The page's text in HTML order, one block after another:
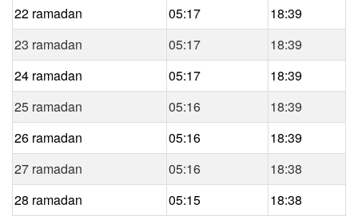
22 ramadan
05:17
18:39
23 ramadan
05:17
18:39
24 ramadan
05:17
18:39
25 ramadan
05:16
18:39
26 ramadan
05:16
18:39
27 ramadan
05:16
18:38
28 ramadan
05:15
18:38